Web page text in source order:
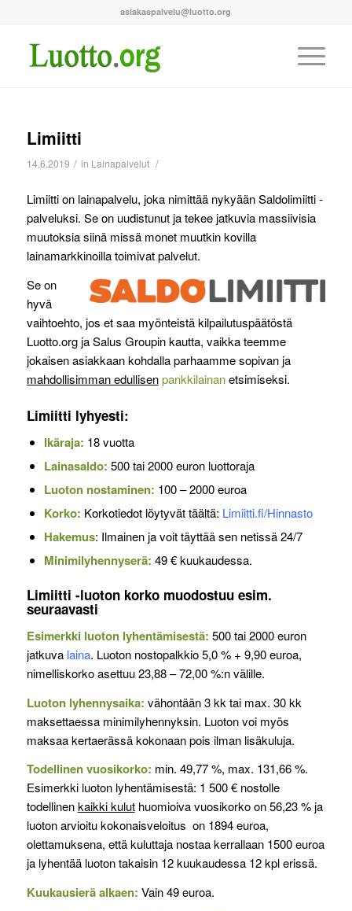
asiakaspalvelu@luotto.org
Limiitti
14.6.2019 / in Lainapalvelut /
Limiitti on lainapalvelu, joka nimittää nykyään Saldolimiitti -
palveluksi. Se on uudistunut ja tekee jatkuvia massiivisia
muutoksia siinä missä monet muutkin kovilla
lainamarkkinoilla toimivat palvelut.
Se on
hyvä
vaihtoehto, jos et saa myönteistä kilpailutuspäätöstä
Luotto.org ja Salus Groupin kautta, vaikka teemme
jokaisen asiakkaan kohdalla parhaamme sopivan ja
mahdollisimman edullisen pankkilainanetsimiseksi.
Limiitti lyhyesti:
Ikäraja: 18 vuotta
Lainasaldo: 500 tai 2000 euron luottoraja
Luoton nostaminen: 100 – 2000 euroa
Korko: Korkotiedot löytyvät täältä: Limiitti.fi/Hinnasto
Hakemus: Ilmainen ja voit täyttää sen netissä 24/7
Minimilyhennyserä: 49 € kuukaudessa.
Limiitti -luoton korko muodostuu esim.
seuraavasti
Esimerkki luoton lyhentämisestä: 500 tai 2000 euron
jatkuva laina. Luoton nostopalkkio 5,0 % + 9,90 euroa,
nimelliskorko asettuu 23,88 – 72,00 %:n välille.
Luoton lyhennysaika: vähontään 3 kk tai max. 30 kk
maksettaessa minimilyhennyksin. Luoton voi myös
maksaa kertaerässä kokonaan pois ilman lisäkuluja.
Todellinen vuosikorko: min. 49,77 %, max. 131,66 %.
Esimerkki luoton lyhentämisestä: 1 500 € nostolle
todellinenkaikki kuluthuomioiva vuosikorko on 56,23 % ja
luoton arvioitu kokonaisveloitus on 1894 euroa,
olettamuksena, että kuluttaja nostaa kerrallaan 1500 euroa
ja lyhentää luoton takaisin 12 kuukaudessa 12 kpl erissä.
Kuukausierä alkaen: Vain 49 euroa.